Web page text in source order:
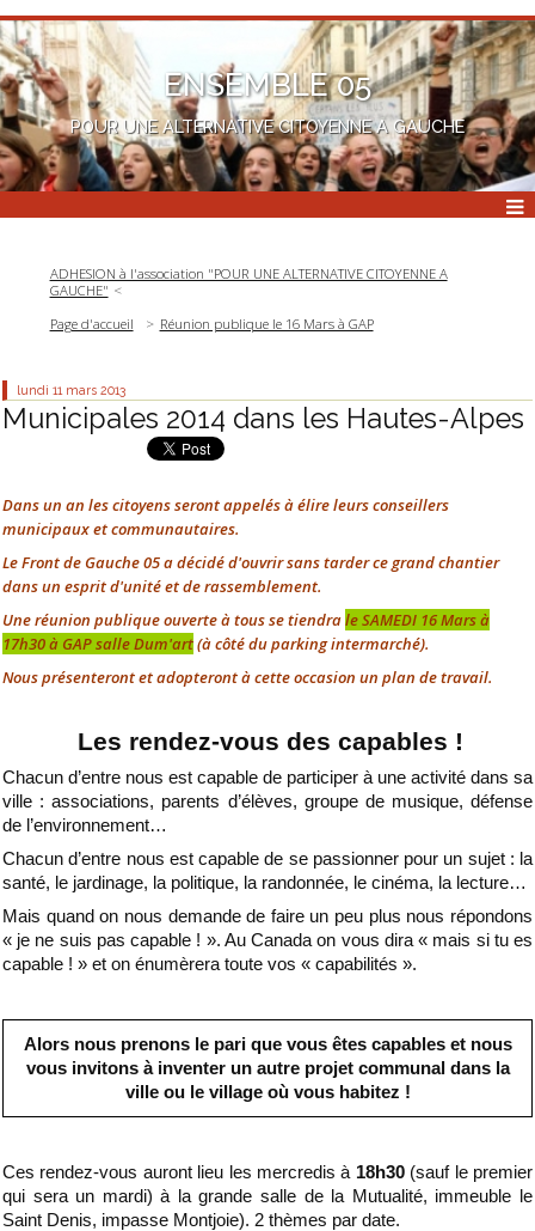
ENSEMBLE 05
POUR UNE ALTERNATIVE CITOYENNE A GAUCHE
ADHESION à l'association "POUR UNE ALTERNATIVE CITOYENNE A
GAUCHE"
Page d'accueil
Réunion publique le 16 Mars à GAP
lundi 11 mars 2013
Municipales 2014 dans les Hautes-Alpes
Dans un an les citoyens seront appelés à élire leurs conseillers
municipaux et communautaires.
Le Front de Gauche 05 a décidé d'ouvrir sans tarder ce grand chantier
dans un esprit d'unité et de rassemblement.
Une réunion publique ouverte à tous se tiendrale SAMEDI 16 Mars à
17h30 à GAP salle Dum'art(à côté du parking intermarché).
Nous présenteront et adopteront à cette occasion un plan de travail.
Les rendez-vous des capables !
Chacun d’entre nous est capable de participer à une activité dans sa
ville : associations, parents d’élèves, groupe de musique, défense
de l’environnement…
Chacun d’entre nous est capable de se passionner pour un sujet : la
santé, le jardinage, la politique, la randonnée, le cinéma, la lecture…
Mais quand on nous demande de faire un peu plus nous répondons
« je ne suis pas capable ! ». Au Canada on vous dira « mais si tu es
capable ! » et on énumèrera toute vos « capabilités ».
Alors nous prenons le pari que vous êtes capables et nous
vous invitons à inventer un autre projet communal dans la
ville ou le village où vous habitez !
Ces rendez-vous auront lieu les mercredis à 18h30 (sauf le premier
qui sera un mardi) à la grande salle de la Mutualité, immeuble le
Saint Denis, impasse Montjoie). 2 thèmes par date.